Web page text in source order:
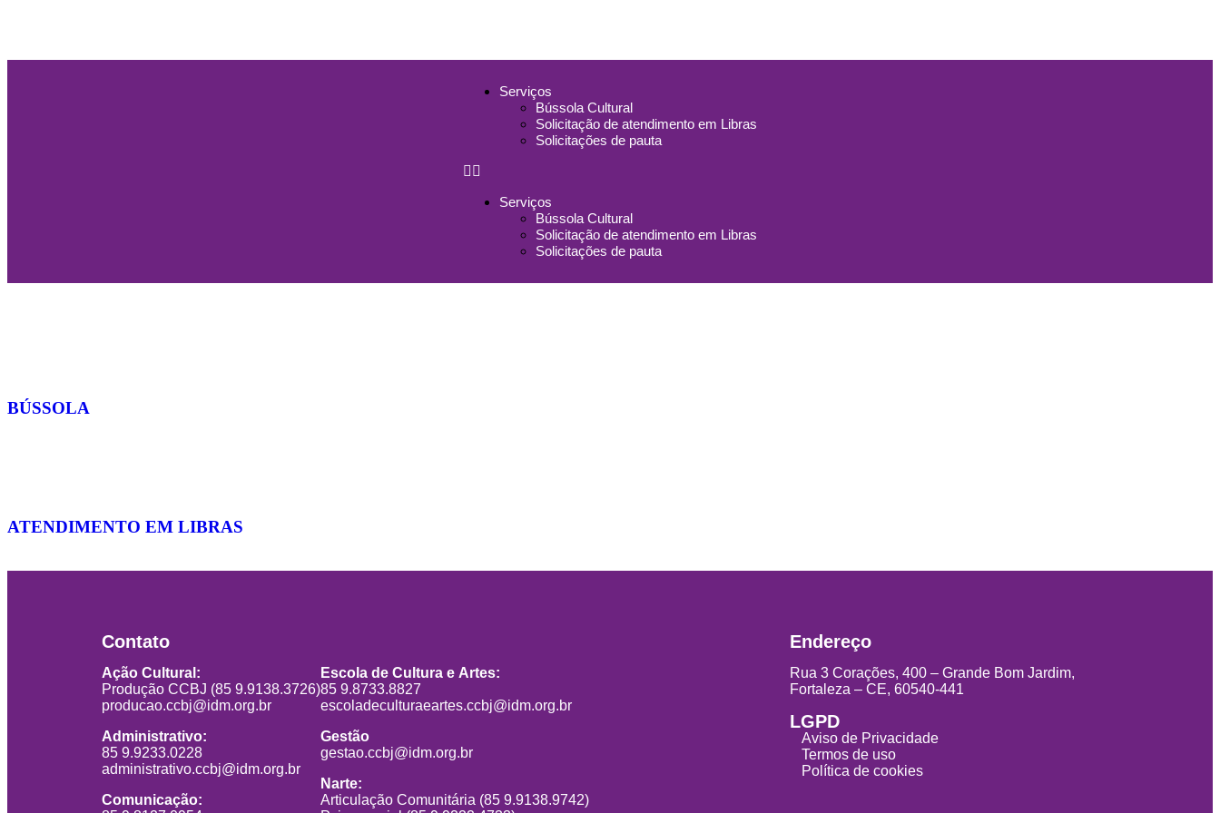
Serviços
Bússola Cultural
Solicitação de atendimento em Libras
Solicitações de pauta
Serviços
Bússola Cultural
Solicitação de atendimento em Libras
Solicitações de pauta
BÚSSOLA
ATENDIMENTO EM LIBRAS
Contato
Ação Cultural:
Produção CCBJ (85 9.9138.3726)
producao.ccbj@idm.org.br
Administrativo:
85 9.9233.0228
administrativo.ccbj@idm.org.br
Comunicação:
Escola de Cultura e Artes:
85 9.8733.8827
escoladeculturaeartes.ccbj@idm.org.br
Gestão
gestao.ccbj@idm.org.br
Narte:
Articulação Comunitária (85 9.9138.9742)
Endereço
Rua 3 Corações, 400 – Grande Bom Jardim,
Fortaleza – CE, 60540-441
LGPD
Aviso de Privacidade
Termos de uso
Política de cookies